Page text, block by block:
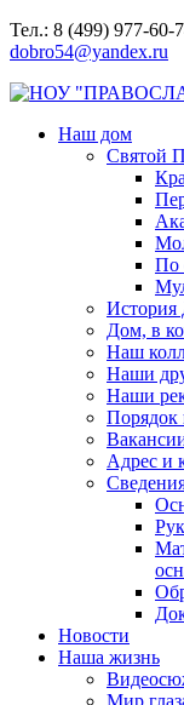
Перейти
к
Тел.: 8 (499) 977-
dobro54@yandex.ru
НОУНаш дом
Святой
По
История
Дом, в
Наш
Наши
Наши
Адрес и
Новости
Наша жизнь
Мир